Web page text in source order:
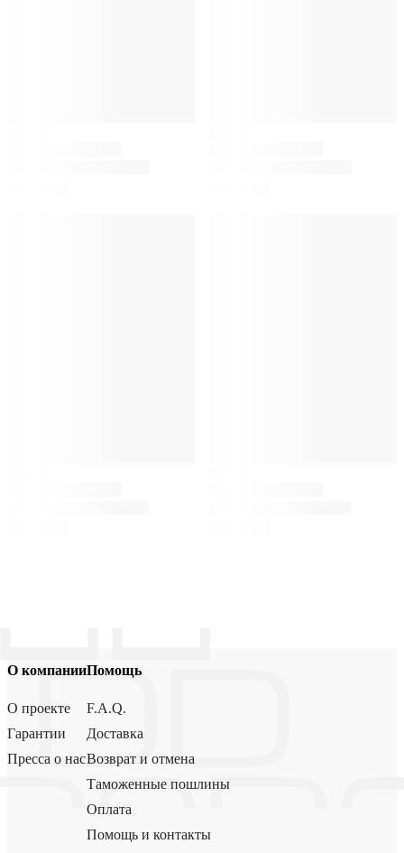
О компании
О проекте
Гарантии
Пресса о нас
Помощь
F.A.Q.
Доставка
Возврат и отмена
Таможенные пошлины
Оплата
Помощь и контакты